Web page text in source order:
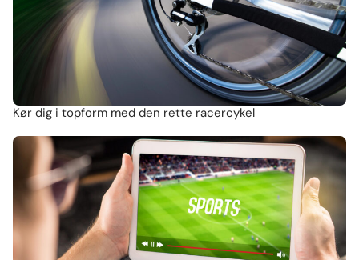
Kør dig i topform med den rette racercykel